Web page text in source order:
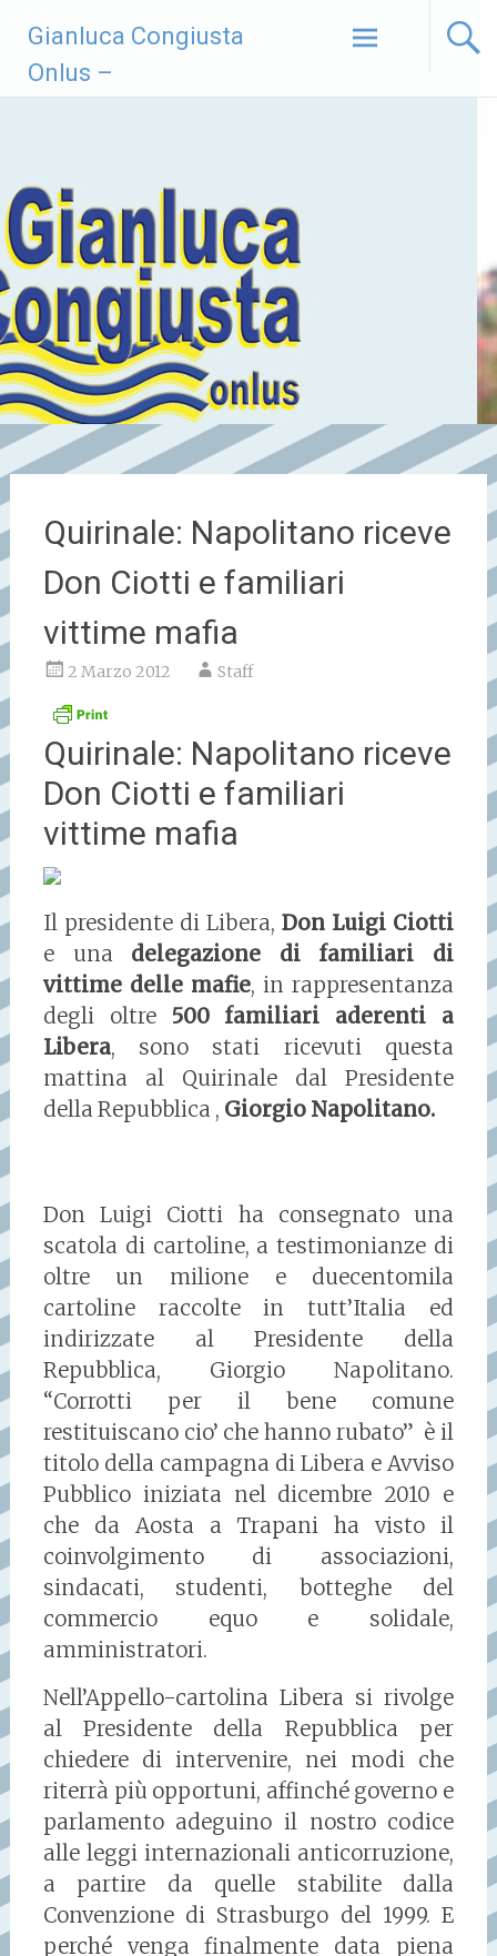
contenuto
Gianluca Congiusta
Onlus –
Quirinale: Napolitano riceve
Don Ciotti e familiari
vittime mafia
2 Marzo 2012 Staff
Quirinale: Napolitano riceve
Don Ciotti e familiari
vittime mafia
Il presidente di Libera,Don Luigi Ciotti
e una delegazione di familiari di
vittime delle mafie, in rappresentanza
degli oltre 500 familiari aderenti a
Libera, sono stati ricevuti questa
mattina al Quirinale dal Presidente
della Repubblica , Giorgio Napolitano.
Don Luigi Ciotti ha consegnato una
scatola di cartoline, a testimonianze di
oltre un milione e duecentomila
cartoline raccolte in tutt’Italia ed
indirizzate al Presidente della
Repubblica, Giorgio Napolitano.
“Corrotti per il bene comune
restituiscano cio’ che hanno rubato” è il
titolo della campagna di Libera e Avviso
Pubblico iniziata nel dicembre 2010 e
che da Aosta a Trapani ha visto il
coinvolgimento di associazioni,
sindacati, studenti, botteghe del
commercio equo e solidale,
amministratori.
Nell’Appello-cartolina Libera si rivolge
al Presidente della Repubblica per
chiedere di intervenire, nei modi che
riterrà più opportuni, affinché governo e
parlamento adeguino il nostro codice
alle leggi internazionali anticorruzione,
a partire da quelle stabilite dalla
Convenzione di Strasburgo del 1999. E
perché venga finalmente data piena